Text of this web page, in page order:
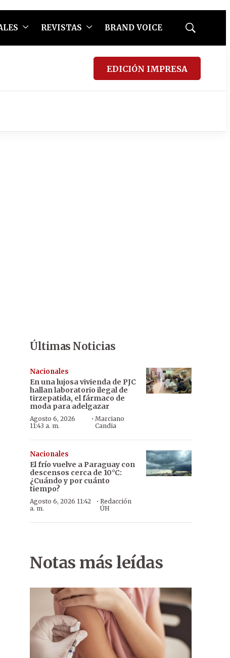
REVISTAS BRAND VOICE
Mostrar
EDICIÓN IMPRESA
Últimas Noticias
Nacionales
En una lujosa vivienda de PJC
hallan laboratorio ilegal de
tirzepatida, el fármaco de
moda para adelgazar
Agosto 6, 2026
11:43 a. m.
·Marciano
Candia
Nacionales
El frío vuelve a Paraguay con
descensos cerca de 10°C:
¿Cuándo y por cuánto
tiempo?
Agosto 6, 2026 11:42
a. m.
· Redacción
ÚH
Notas más leídas